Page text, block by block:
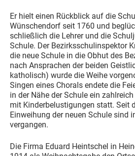
Er hielt einen Rückblick auf die
Wünschendorf seit 1760 und
schließlich die Lehrer und die
Schule. Der Bezirksschulinspektor
die neue Schule in die Obhut des
nach Ansprachen der beiden
katholisch) wurde die Weihe
Singen eines Chorals endete die
in der Nähe der Schule ein
mit Kinderbelustigungen statt. Seit
Einweihung der neuen Schule sind
vergangen.
Die Firma Eduard Heintschel in